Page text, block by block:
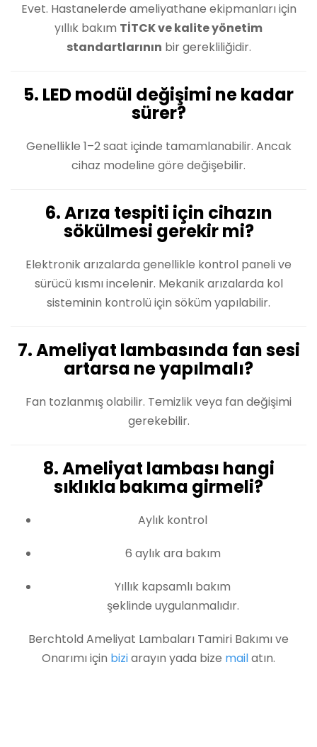
Evet. Hastanelerde ameliyathane ekipmanları için
yıllık bakım TİTCK ve kalite yönetim
standartlarının bir gerekliliğidir.
5. LED modül değişimi ne kadar
sürer?
Genellikle 1–2 saat içinde tamamlanabilir. Ancak
cihaz modeline göre değişebilir.
6. Arıza tespiti için cihazın
sökülmesi gerekir mi?
Elektronik arızalarda genellikle kontrol paneli ve
sürücü kısmı incelenir. Mekanik arızalarda kol
sisteminin kontrolü için söküm yapılabilir.
7. Ameliyat lambasında fan sesi
artarsa ne yapılmalı?
Fan tozlanmış olabilir. Temizlik veya fan değişimi
gerekebilir.
8. Ameliyat lambası hangi
sıklıkla bakıma girmeli?
Aylık kontrol
6 aylık ara bakım
Yıllık kapsamlı bakım
şeklinde uygulanmalıdır.
Berchtold Ameliyat Lambaları Tamiri Bakımı ve
Onarımı için biziarayın yada bize mailatın.